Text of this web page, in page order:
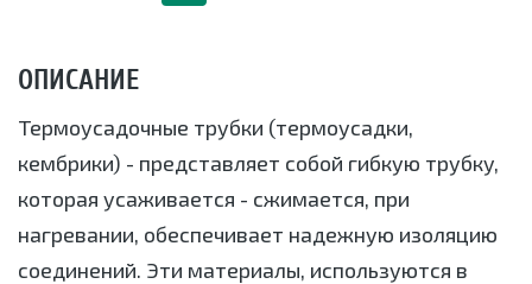
ОПИСАНИЕ
Термоусадочные трубки (термоусадки,
кембрики) - представляет собой гибкую трубку,
которая усаживается - сжимается, при
нагревании, обеспечивает надежную изоляцию
соединений. Эти материалы, используются в